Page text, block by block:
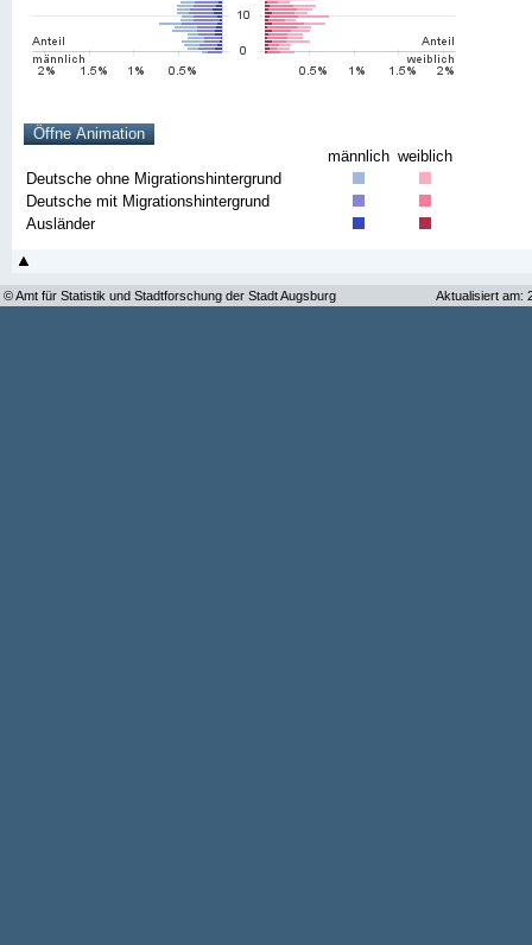
männlich weiblich
Deutsche ohne Migrationshintergrund
Deutsche mit Migrationshintergrund
Ausländer
© Amt für Statistik und Stadtforschung der Stadt Augsburg Aktualisiert am: